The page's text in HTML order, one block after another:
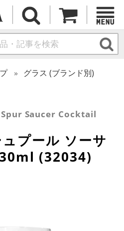
グラス (ブランド別)
Spur Saucer Cocktail
プール ソーサ
(32034)